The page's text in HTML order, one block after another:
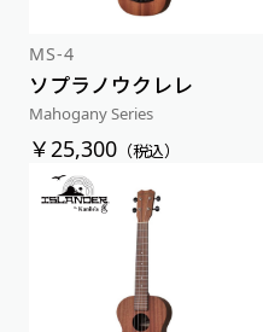
MS-4
ソプラノウクレレ
Mahogany Series
￥25,300（税込）